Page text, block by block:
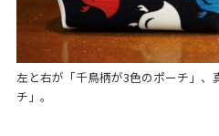
左と右が「千鳥柄が3色のポーチ」、
チ」。